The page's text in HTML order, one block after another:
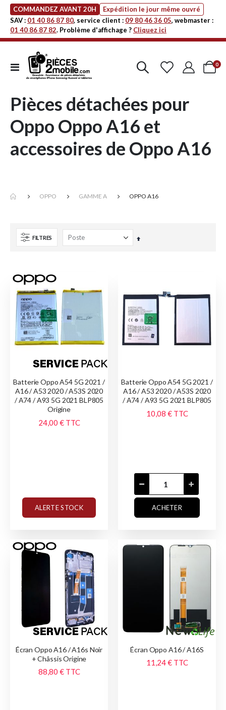
COMMANDEZ AVANT 20H
Expédition le jour même ouvré
SAV : 01 40 86 87 80, service client : 09 80 46 36 05, webmaster :
01 40 86 87 82. Problème d'affichage ? Cliquez ici
Affichage
navigation
Cart
0
Pièces détachées pour
Oppo Oppo A16 et
accessoires de Oppo A16
OPPO GAMME A OPPO A16
FILTRES
Par
Batterie Oppo A54 5G 2021 /
A16 / A53 2020 / A53S 2020
/ A74 / A93 5G 2021 BLP805
Origine
24,00 € TTC
ALERTE STOCK
Batterie Oppo A54 5G 2021 /
A16 / A53 2020 / A53S 2020
/ A74 / A93 5G 2021 BLP805
10,08 € TTC
ACHETER
Écran Oppo A16 / A16s Noir
+ Châssis Origine
88,80 € TTC
Écran Oppo A16 / A16S
11,24 € TTC